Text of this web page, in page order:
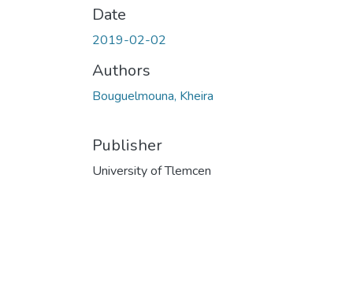
Date
2019-02-02
Authors
Bouguelmouna, Kheira
Publisher
University of Tlemcen